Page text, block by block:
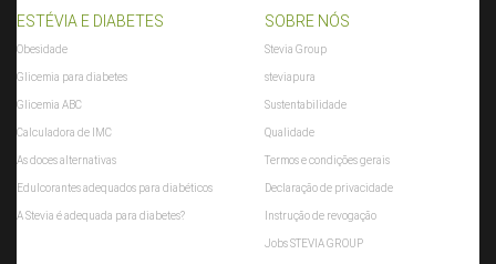
ESTÉVIA E DIABETES
Obesidade
Glicemia para diabetes
Glicemia ABC
Calculadora de IMC
As doces alternativas
Edulcorantes adequados para diabéticos
A Stevia é adequada para diabetes?
SOBRE NÓS
Stevia Group
steviapura
Sustentabilidade
Qualidade
Termos e condições gerais
Declaração de privacidade
Instrução de revogação
Jobs STEVIA GROUP